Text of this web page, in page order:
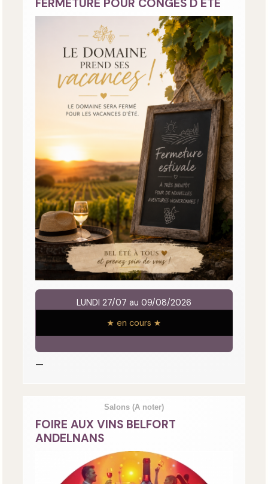
FERMETURE POUR CONGES D ETE
LUNDI 27/07 au 09/08/2026
★ en cours ★
—
Salons (A noter)
FOIRE AUX VINS BELFORT
ANDELNANS